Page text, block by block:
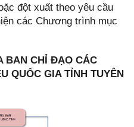
đột xuất theo yêu cầu
các Chương trình mục
BAN CHỈ ĐẠO CÁC
QUỐC GIA TỈNH TUYÊN